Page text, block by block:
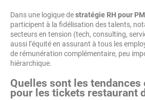
Dans une logique destratégie RH pour
participent à la fidélisation des talents,
secteurs en tension (tech, consulting,
aussi l’équité en assurant à tous les
de rémunération complémentaire, peu
hiérarchique.
Quelles sont les
pour les tickets restaurant